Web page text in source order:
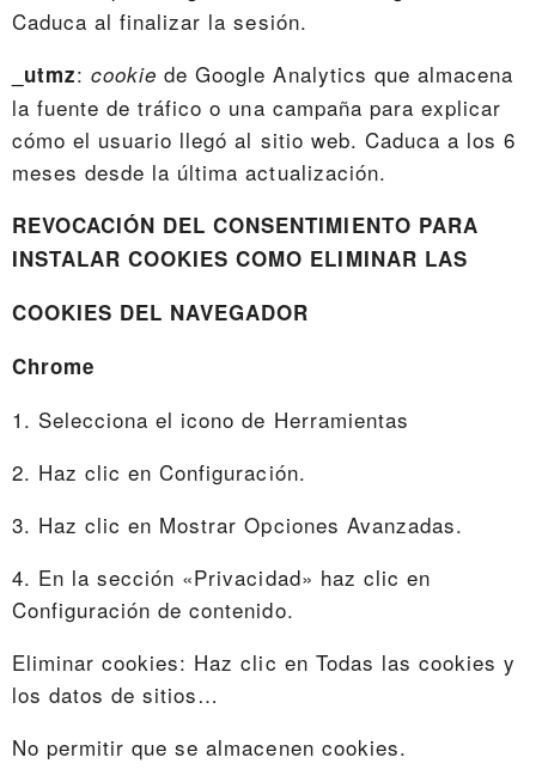
Caduca al finalizar la sesión.
_utmz:cookiede Google Analytics que almacena
la fuente de tráfico o una campaña para explicar
cómo el usuario llegó al sitio web. Caduca a los 6
meses desde la última actualización.
REVOCACIÓN DEL CONSENTIMIENTO PARA
INSTALAR COOKIES COMO ELIMINAR LAS
COOKIES DEL NAVEGADOR
Chrome
1. Selecciona el icono de Herramientas
2. Haz clic en Configuración.
3. Haz clic en Mostrar Opciones Avanzadas.
4. En la sección «Privacidad» haz clic en
Configuración de contenido.
Eliminar cookies: Haz clic en Todas las cookies y
los datos de sitios…
No permitir que se almacenen cookies.